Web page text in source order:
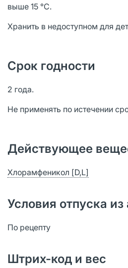
выше 15 °С.
Хранить в недоступном для
Срок годности
2 года.
Не применять по истечении
Действующее
Хлорамфеникол [D,L]
Условия отпуска из
По рецепту
Штрих-код и вес